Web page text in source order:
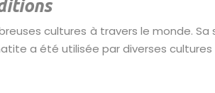
cultures à travers le monde.
a été utilisée par diverses